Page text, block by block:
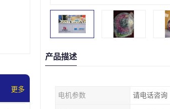
更多
产品描述
电机参数 请电话咨询